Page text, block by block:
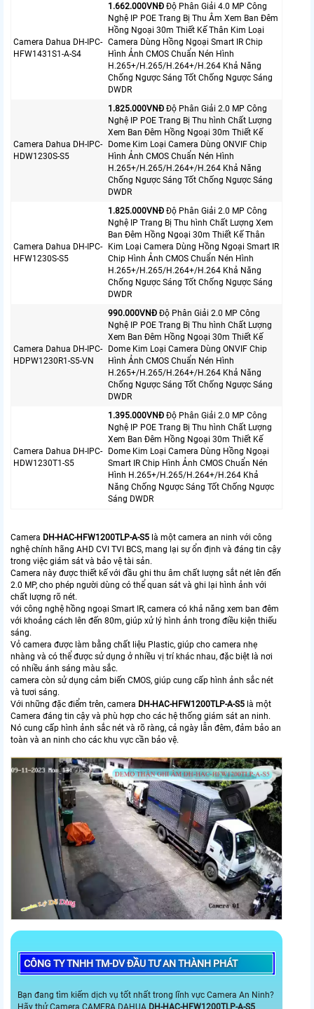
Camera Dahua DH-IPC-
HFW1431S1-A-S4
1.662.000VNÐ Độ Phân Giải 4.0 MP Công
Nghệ IP POE Trang Bị Thu Âm Xem Ban Đêm
Hồng Ngoại 30m Thiết Kế Thân Kim Loại
Camera Dùng Hồng Ngoại Smart IR Chip
Hình Ảnh CMOS Chuẩn Nén Hình
H.265+/H.265/H.264+/H.264 Khả Năng
Chống Ngược Sáng Tốt Chống Ngược Sáng
DWDR
Camera Dahua DH-IPC-
HDW1230S-S5
1.825.000VNÐ Độ Phân Giải 2.0 MP Công
Nghệ IP POE Trang Bị Thu hình Chất Lượng
Xem Ban Đêm Hồng Ngoại 30m Thiết Kế
Dome Kim Loại Camera Dùng ONVIF Chip
Hình Ảnh CMOS Chuẩn Nén Hình
H.265+/H.265/H.264+/H.264 Khả Năng
Chống Ngược Sáng Tốt Chống Ngược Sáng
DWDR
Camera Dahua DH-IPC-
HFW1230S-S5
1.825.000VNÐ Độ Phân Giải 2.0 MP Công
Nghệ IP Trang Bị Thu hình Chất Lượng Xem
Ban Đêm Hồng Ngoại 30m Thiết Kế Thân
Kim Loại Camera Dùng Hồng Ngoại Smart IR
Chip Hình Ảnh CMOS Chuẩn Nén Hình
H.265+/H.265/H.264+/H.264 Khả Năng
Chống Ngược Sáng Tốt Chống Ngược Sáng
DWDR
Camera Dahua DH-IPC-
HDPW1230R1-S5-VN
990.000VNÐ Độ Phân Giải 2.0 MP Công
Nghệ IP POE Trang Bị Thu hình Chất Lượng
Xem Ban Đêm Hồng Ngoại 30m Thiết Kế
Dome Kim Loại Camera Dùng ONVIF Chip
Hình Ảnh CMOS Chuẩn Nén Hình
H.265+/H.265/H.264+/H.264 Khả Năng
Chống Ngược Sáng Tốt Chống Ngược Sáng
DWDR
Camera Dahua DH-IPC-
HDW1230T1-S5
1.395.000VNÐ Độ Phân Giải 2.0 MP Công
Nghệ IP POE Trang Bị Thu hình Chất Lượng
Xem Ban Đêm Hồng Ngoại 30m Thiết Kế
Dome Kim Loại Camera Dùng Hồng Ngoại
Smart IR Chip Hình Ảnh CMOS Chuẩn Nén
Hình H.265+/H.265/H.264+/H.264 Khả
Năng Chống Ngược Sáng Tốt Chống Ngược
Sáng DWDR
Camera DH-HAC-HFW1200TLP-A-S5 là một camera an ninh với công
nghệ chính hãng AHD CVI TVI BCS, mang lại sự ổn định và đáng tin cậy
trong việc giám sát và bảo vệ tài sản.
Camera này được thiết kế với đầu ghi thu âm chất lượng sắt nét lên đến
2.0 MP, cho phép người dùng có thể quan sát và ghi lại hình ảnh với
chất lượng rõ nét.
với công nghệ hồng ngoại Smart IR, camera có khả năng xem ban đêm
với khoảng cách lên đến 80m, giúp xử lý hình ảnh trong điều kiện thiếu
sáng.
Vỏ camera được làm bằng chất liệu Plastic, giúp cho camera nhẹ
nhàng và có thể được sử dụng ở nhiều vị trí khác nhau, đặc biệt là nơi
có nhiều ánh sáng màu sắc.
camera còn sử dụng cảm biến CMOS, giúp cung cấp hình ảnh sắc nét
và tươi sáng.
Với những đặc điểm trên, camera DH-HAC-HFW1200TLP-A-S5 là một
Camera đáng tin cậy và phù hợp cho các hệ thống giám sát an ninh.
Nó cung cấp hình ảnh sắc nét và rõ ràng, cả ngày lẫn đêm, đảm bảo an
toàn và an ninh cho các khu vực cần bảo vệ.
CÔNG TY TNHH TM-DV ĐẦU TƯ AN THÀNH PHÁT
Bạn đang tìm kiếm dịch vụ tốt nhất trong lĩnh vực Camera An Ninh?
Hãy thử Camera CAMERA DAHUA DH-HAC-HFW1200TLP-A-S5